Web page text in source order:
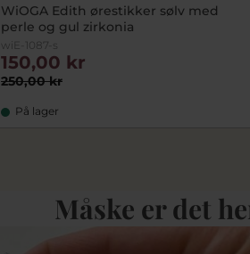
WiOGA Edith ørestikker sølv med
perle og gul zirkonia
wiE-1087-s
250,00 kr
150,00 kr
På lager
Måske er det